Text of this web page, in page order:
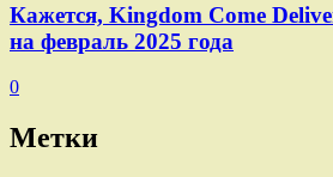
Кажется, Kingdom Come
на февраль 2025 года
0
Метки